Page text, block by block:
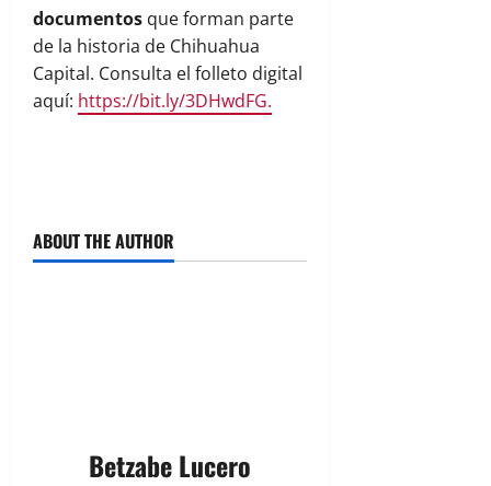
documentos que forman parte
de la historia de Chihuahua
Capital. Consulta el folleto digital
aquí: https://bit.ly/3DHwdFG.
ABOUT THE AUTHOR
Betzabe Lucero